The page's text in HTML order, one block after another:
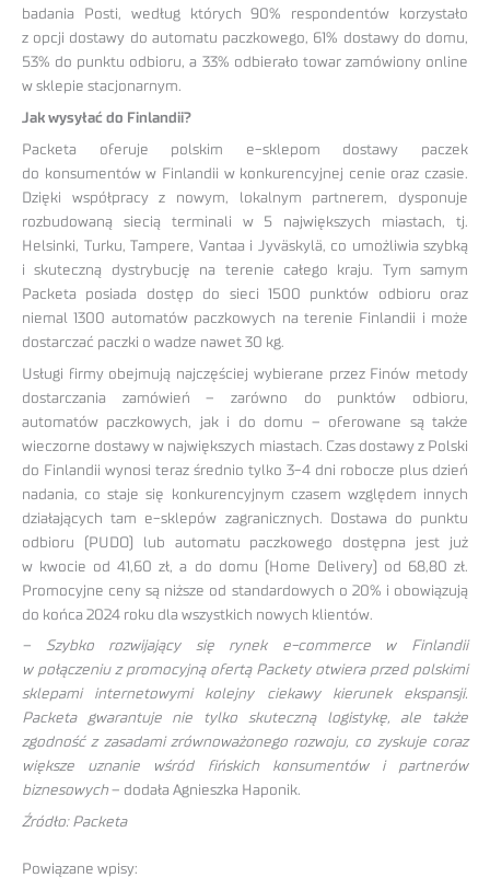
badania Posti, według których 90% respondentów korzystało
z opcji dostawy do automatu paczkowego, 61% dostawy do domu,
53% do punktu odbioru, a 33% odbierało towar zamówiony online
w sklepie stacjonarnym.
Jak wysyłać do Finlandii?
Packeta oferuje polskim e-sklepom dostawy paczek
do konsumentów w Finlandii w konkurencyjnej cenie oraz czasie.
Dzięki współpracy z nowym, lokalnym partnerem, dysponuje
rozbudowaną siecią terminali w 5 największych miastach, tj.
Helsinki, Turku, Tampere, Vantaa i Jyväskylä, co umożliwia szybką
i skuteczną dystrybucję na terenie całego kraju. Tym samym
Packeta posiada dostęp do sieci 1500 punktów odbioru oraz
niemal 1300 automatów paczkowych na terenie Finlandii i może
dostarczać paczki o wadze nawet 30 kg.
Usługi firmy obejmują najczęściej wybierane przez Finów metody
dostarczania zamówień – zarówno do punktów odbioru,
automatów paczkowych, jak i do domu – oferowane są także
wieczorne dostawy w największych miastach. Czas dostawy z Polski
do Finlandii wynosi teraz średnio tylko 3-4 dni robocze plus dzień
nadania, co staje się konkurencyjnym czasem względem innych
działających tam e-sklepów zagranicznych. Dostawa do punktu
odbioru (PUDO) lub automatu paczkowego dostępna jest już
w kwocie od 41,60 zł, a do domu (Home Delivery) od 68,80 zł.
Promocyjne ceny są niższe od standardowych o 20% i obowiązują
do końca 2024 roku dla wszystkich nowych klientów.
– Szybko rozwijający się rynek e-commerce w Finlandii
w połączeniu z promocyjną ofertą Packety otwiera przed polskimi
sklepami internetowymi kolejny ciekawy kierunek ekspansji.
Packeta gwarantuje nie tylko skuteczną logistykę, ale także
zgodność z zasadami zrównoważonego rozwoju, co zyskuje coraz
większe uznanie wśród fińskich konsumentów i partnerów
biznesowych – dodała Agnieszka Haponik.
Źródło: Packeta
Powiązane wpisy: